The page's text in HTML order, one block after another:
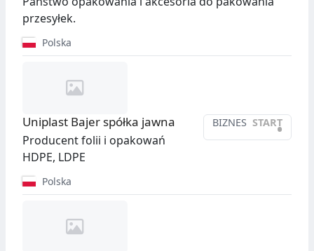
przesyłek.
Polska
BIZNES START
•
Uniplast Bajer spółka jawna
Producent folii i opakowań
HDPE, LDPE
Polska